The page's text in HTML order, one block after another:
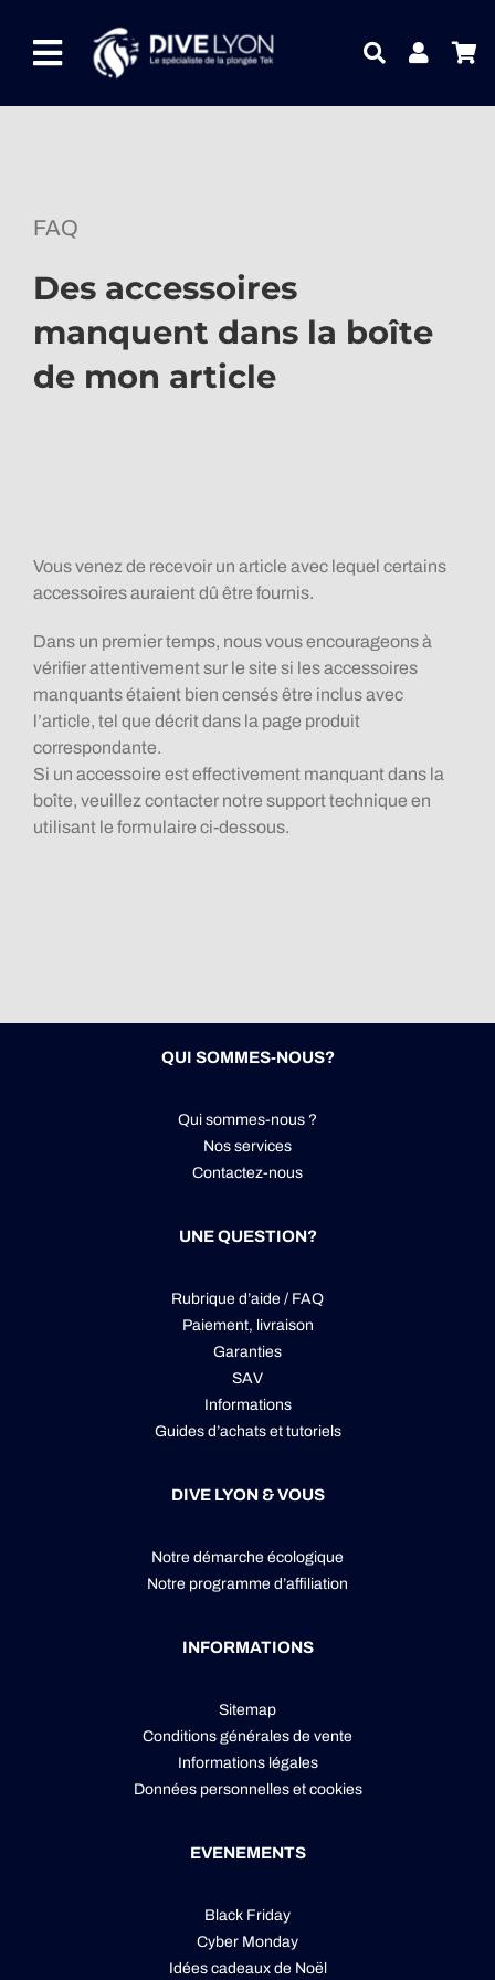
contenuToggle
Navigation
IDEES CADEAUX
Guides
FAQ
Des accessoires
manquent dans la boîte
de mon article
Vous venez de recevoir un article avec lequel certains
accessoires auraient dû être fournis.
Dans un premier temps, nous vous encourageons à
vérifier attentivement sur le site si les accessoires
manquants étaient bien censés être inclus avec
l’article, tel que décrit dans la page produit
correspondante.
Si un accessoire est effectivement manquant dans la
boîte, veuillez contacter notre support technique en
utilisant le formulaire ci-dessous.
QUI SOMMES-NOUS?
Qui sommes-nous ?
Nos services
Contactez-nous
UNE QUESTION?
Rubrique d’aide / FAQ
Paiement, livraison
Garanties
SAV
Informations
Guides d’achats et tutoriels
DIVE LYON & VOUS
Notre démarche écologique
Notre programme d’affiliation
INFORMATIONS
Sitemap
Conditions générales de vente
Informations légales
Données personnelleset cookies
EVENEMENTS
Black Friday
Cyber Monday
Idées cadeaux de Noël